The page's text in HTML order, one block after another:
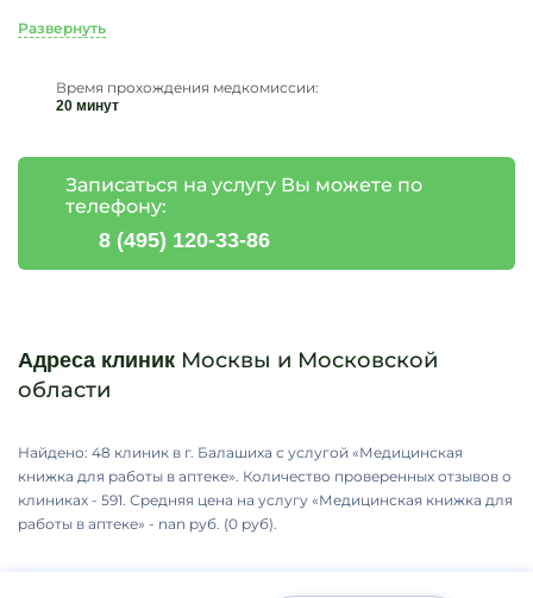
В каталоге «VMEDIC» представлены клиники Москвы, в которых
онлайн. Выберите подходящий медцентр по стоимости услуг или
также выбрать необходимый тип медосмотра и уточнить цену.
Развернуть
Время прохождения медкомиссии:
20 минут
Записаться на услугу Вы можете по
телефону:
8 (495) 120-33-86
Адреса клиник Москвы и Московской
области
Найдено: 48 клиник в г. Балашиха с услугой «Медицинская
книжка для работы в аптеке». Количество проверенных отзывов о
клиниках - 591. Средняя цена на услугу «Медицинская книжка для
работы в аптеке» - nan руб. (0 руб).